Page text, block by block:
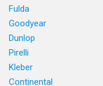
Fulda
Goodyear
Dunlop
Pirelli
Kleber
Continental